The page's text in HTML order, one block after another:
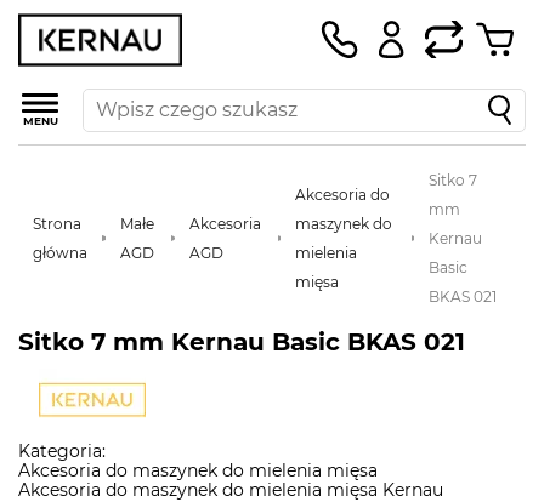
MENU
Strona
główna
Małe
AGD
Akcesoria
AGD
Akcesoria do
maszynek do
mielenia
mięsa
Sitko 7
mm
Kernau
Basic
BKAS 021
Sitko 7 mm Kernau Basic BKAS 021
Kategoria:
Akcesoria do maszynek do mielenia mięsa
Akcesoria do maszynek do mielenia mięsa Kernau